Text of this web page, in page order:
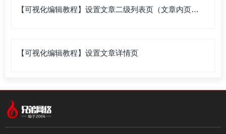
【可视化编辑教程】设置文章二级列表页（文章内页列
【可视化编辑教程】设置文章详情页